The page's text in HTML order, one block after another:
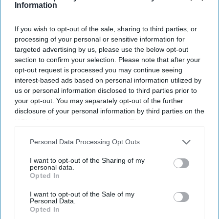
Information
If you wish to opt-out of the sale, sharing to third parties, or
processing of your personal or sensitive information for
targeted advertising by us, please use the below opt-out
section to confirm your selection. Please note that after your
opt-out request is processed you may continue seeing
interest-based ads based on personal information utilized by
us or personal information disclosed to third parties prior to
your opt-out. You may separately opt-out of the further
disclosure of your personal information by third parties on the
IAB’s list of downstream participants. This information may
Downstream Participantsthat may further disclose it to other
Personal Data Processing Opt Outs
I want to opt-out of the Sharing of my
personal data.
Opted In
I want to opt-out of the Sale of my
Personal Data.
Opted In
અહેવાલ: વર્લ્ડ કપના કારણે બિઝનેસ
ટ્રાવેલમાં મોટો ઉછાળો
Asian Hospitality